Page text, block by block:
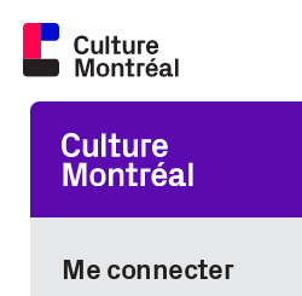
Me connecter